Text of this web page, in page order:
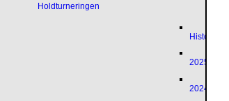
Holdturneringen
Historik
2025
2024